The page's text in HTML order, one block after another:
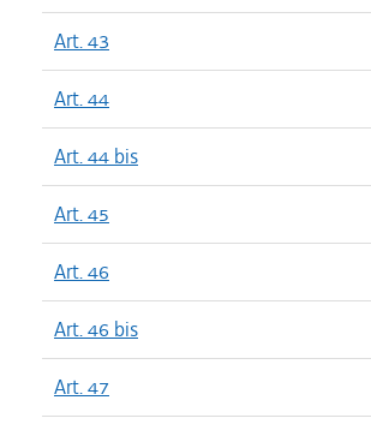
Art. 43
Art. 44
Art. 44 bis
Art. 45
Art. 46
Art. 46 bis
Art. 47